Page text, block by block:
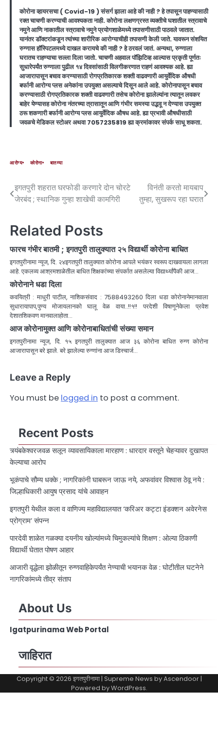
कोरोना व्हायरसचा ( Covid-19 ) संसर्ग झाला आहे की नाही ? हे तपासून पाहण्यासाठी
रक्त चाचणी करण्याची आवश्यकता नाही. कोरोना लक्षणग्रस्त व्यक्तीचे घशातील स्त्रावाचे
नमुने आणि नाकातील स्त्रावाचे नमुने प्रयोगशाळेमध्ये तपासणीसाठी पाठवले जातात.
यानंतर डॉक्टरांकडून त्यांच्या शारीरिक आरोग्याचीही तपासणी केली जाते. यावरून संशयित
रुग्णास हॉस्पिटलमध्ये दाखल करायचे की नाही ? हे ठरवलं जातं. अन्यथा, रुग्णाला
घरातच राहण्याचा सल्ला दिला जातो. चाचणी अहवाल पॉझिटिव्ह आल्यास प्रकृती पूर्णतः
सुधारेपर्यंत रुग्णाला पुढील १४ दिवसांसाठी विलगीकरणात राहणं आवश्यक आहे. ह्या
आजारापासून बचाव करण्यासाठी रोगप्रतिकारक शक्ती वाढवणारी आयुर्वेदिक औषधी
बर्फानी आरोग्य प्लस अनेकांना उपयुक्त असल्याचे दिसून आले आहे. कोरोनापासून बचाव
करण्यासाठी रोगप्रतिकारक शक्ती वाढवणारी तसेच कोरोना झालेल्यांना त्यातून लवकर
बाहेर येण्यासह कोरोना नंतरच्या त्रासातून आणि गंभीर समस्या उद्भवू न देण्यास उपयुक्त
ठरू शकणारी बर्फानी आरोग्य प्लस आयुर्वेदिक औषध आहे. ह्या प्रभावी औषधीसाठी
जवळचे मेडिकल स्टोअर अथवा 7057235819 ह्या क्रमांकावर संपर्क साधू शकता.
आरोग्य कोरोना बातम्या
इगतपुरी शहरात घरफोडी करणारे दोन चोरटे
जेरबंद ; स्थानिक गुन्हा शाखेची कामगिरी
विनंती करतो मायबाप
तुम्हा, सुखरूप रहा घरात
Related Posts
फारच गंभीर बातमी ; इगतपुरी तालुक्यात २५ विद्यार्थी कोरोना बाधित
इगतपुरीनामा न्यूज, दि. २४इगतपुरी तालुक्यात कोरोना आपले भयंकर स्वरूप दाखवायला लागला
आहे. एकलव्य आश्रमशाळेतील बाधित शिक्षकांच्या संपर्कात असलेल्या विद्यार्थ्यांपैकी आज…
कोरोनाने धडा दिला
कवयित्री : माधुरी पाटील, नाशिकसंवाद : 7588493260 दिला धडा कोरोनानेमानवाला
सुधारायापाप,पुण्य मोजायलानको घालू वेळ वाया..!!१!! परदेशी विषाणूनेकेला प्रवेश
देशातशिकवण मानवालाहोता…
आज कोरोनामुक्त आणि कोरोनाबाधितांची संख्या समान
इगतपुरीनामा न्यूज, दि. १५ इगतपुरी तालुक्यात आज ३६ कोरोना बाधित रुग्ण कोरोना
आजारापासून बरे झाले. बरे झालेल्या रुग्णांना आज डिस्चार्ज…
Leave a Reply
You must be logged in to post a comment.
Recent Posts
त्र्यंबकेश्वरजवळ सलून व्यावसायिकाला मारहाण : धारदार वस्तूने चेहऱ्यावर दुखापत
केल्याचा आरोप
भूकंपाचे सौम्य धक्के ; नागरिकांनी घाबरून जाऊ नये, अफवांवर विश्वास ठेवू नये :
जिल्हाधिकारी आयुष प्रसाद यांचे आवाहन
इगतपुरी येथील कला व वाणिज्य महाविद्यालयात ‘करिअर कट्टा इंडक्शन अवेरनेस
प्रोग्राम’ संपन्न
पारदेवी शाळेत गळक्या दयनीय खोल्यांमध्ये चिमुकल्यांचे शिक्षण : ओल्या ठिकाणी
विद्यार्थी घेतात पोषण आहार
आजारी वृद्धेला झोळीतून रुग्णवाहिकेपर्यंत नेण्याची भयानक वेळ : घोटीतील घटनेने
नागरिकांमध्ये तीव्र संताप
About Us
Igatpurinama Web Portal
जाहिरात
Copyright © 2026 इगतपुरीनामा| Supreme News byAscendoor|
Powered byWordPress.